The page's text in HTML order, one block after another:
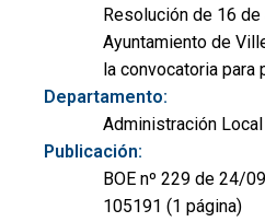
Resolución de 16
Ayuntamiento de
la convocatoria
Departamento:
Administración Local
Publicación:
BOE nº 229 de 24/
105191 (1 página)